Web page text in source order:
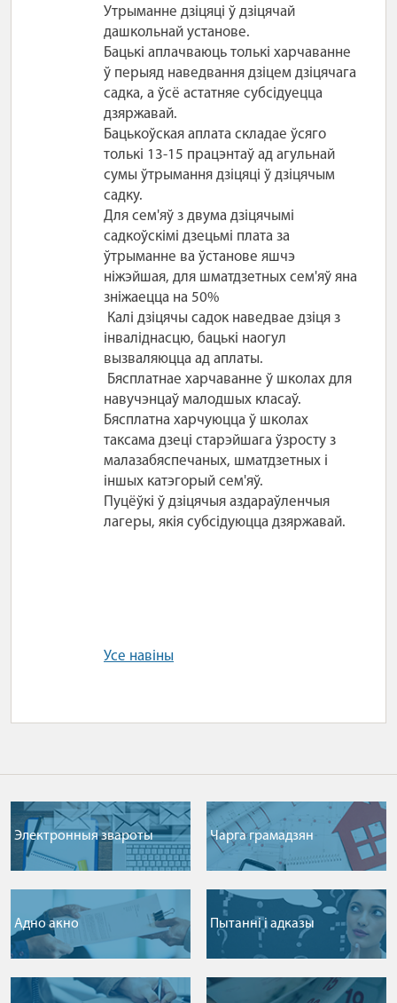
Утрыманне дзіцяці ў дзіцячай
дашкольнай установе.
Бацькі аплачваюць толькі харчаванне
ў перыяд наведвання дзіцем дзіцячага
садка, а ўсё астатняе субсідуецца
дзяржавай.
Бацькоўская аплата складае ўсяго
толькі 13-15 працэнтаў ад агульнай
сумы ўтрымання дзіцяці ў дзіцячым
садку.
Для сем'яў з двума дзіцячымі
садкоўскімі дзецьмі плата за
ўтрыманне ва ўстанове яшчэ
ніжэйшая, для шматдзетных сем'яў яна
зніжаецца на 50%
Калі дзіцячы садок наведвае дзіця з
інваліднасцю, бацькі наогул
вызваляюцца ад аплаты.
Бясплатнае харчаванне ў школах для
навучэнцаў малодшых класаў.
Бясплатна харчуюцца ў школах
таксама дзеці старэйшага ўзросту з
малазабяспечаных, шматдзетных і
іншых катэгорый сем'яў.
Пуцёўкі ў дзіцячыя аздараўленчыя
лагеры, якія субсідуюцца дзяржавай.
Усе навіны
Электронныя звароты Чарга грамадзян
Адно акно Пытаннi i адказы